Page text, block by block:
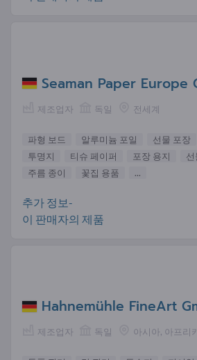
Seaman Paper Europe
제조업자 독일 전세계
파형 보드 알루미늄 포일 선물 포장
투명지
티슈 페이퍼 포장 용지
선
주름 종이
꽃집 용품 ...
추가 정보-
이 판매자의 제품
Hahnemühle FineArt
제조업자 독일 아시아, 아프리